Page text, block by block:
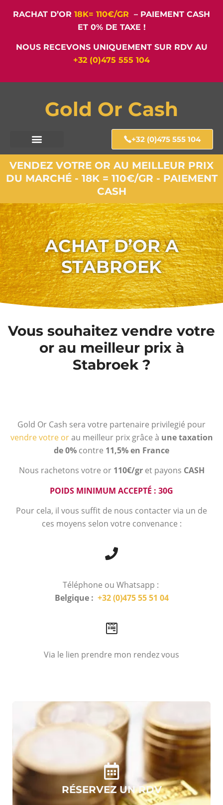
RACHAT D’OR 18K= 110€/GR – PAIEMENT CASH
ET 0% DE TAXE !
NOUS RECEVONS UNIQUEMENT SUR RDV AU
+32 (0)475 555 104
Gold Or Cash
+32 (0)475 555 104
VENDEZ VOTRE OR AU MEILLEUR PRIX
DU MARCHÉ - 18K = 110€/GR - PAIEMENT
CASH
ACHAT D’OR A
STABROEK
Vous souhaitez vendre votre
or au meilleur prix à
Stabroek ?
Gold Or Cash sera votre partenaire privilegié pour
vendre votre orau meilleur prix grâce à une taxation
de 0% contre 11,5% en France
Nous rachetons votre or 110€/gr et payons CASH
POIDS MINIMUM ACCEPTÉ : 30G
Pour cela, il vous suffit de nous contacter via un de
ces moyens selon votre convenance :
Téléphone ou Whatsapp :
Belgique : +32 (0)475 55 51 04
Via le lien prendre mon rendez vous
RÉSERVEZ UN RDV